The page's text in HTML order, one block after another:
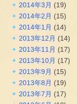
2014年3月 (19)
2014年2月 (15)
2014年1月 (14)
2013年12月 (14)
2013年11月 (17)
2013年10月 (17)
2013年9月 (15)
2013年8月 (19)
2013年7月 (17)